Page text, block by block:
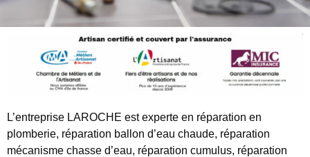
L’entreprise LAROCHE est experte en réparation en
plomberie, réparation ballon d’eau chaude, réparation
mécanisme chasse d’eau, réparation cumulus, réparation